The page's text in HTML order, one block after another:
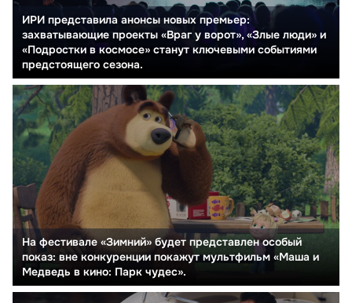
ИРИ представила анонсы новых премьер:
захватывающие проекты «Враг у ворот», «Злые люди» и
«Подростки в космосе» станут ключевыми событиями
предстоящего сезона.
На фестивале «Зимний» будет представлен особый
показ: вне конкуренции покажут мультфильм «Маша и
Медведь в кино: Парк чудес».